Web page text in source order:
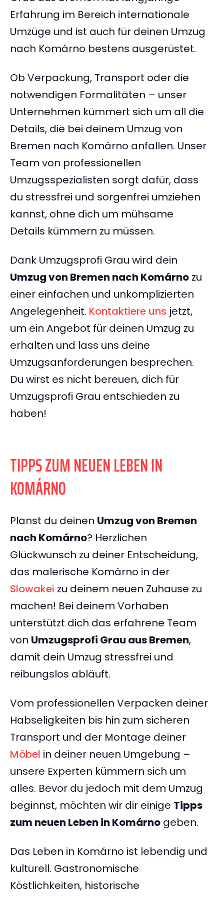
Erfahrung im Bereich internationale
Umzüge und ist auch für deinen Umzug
nach Komárno bestens ausgerüstet.
Ob Verpackung, Transport oder die
notwendigen Formalitäten – unser
Unternehmen kümmert sich um all die
Details, die bei deinem Umzug von
Bremen nach Komárno anfallen. Unser
Team von professionellen
Umzugsspezialisten sorgt dafür, dass
du stressfrei und sorgenfrei umziehen
kannst, ohne dich um mühsame
Details kümmern zu müssen.
Dank Umzugsprofi Grau wird dein
Umzug von Bremen nach Komárno zu
einer einfachen und unkomplizierten
Angelegenheit. Kontaktiere uns jetzt,
um ein Angebot für deinen Umzug zu
erhalten und lass uns deine
Umzugsanforderungen besprechen.
Du wirst es nicht bereuen, dich für
Umzugsprofi Grau entschieden zu
haben!
TIPPS ZUM NEUEN LEBEN IN
KOMÁRNO
Planst du deinen Umzug von Bremen
nach Komárno? Herzlichen
Glückwunsch zu deiner Entscheidung,
das malerische Komárno in der
Slowakei zu deinem neuen Zuhause zu
machen! Bei deinem Vorhaben
unterstützt dich das erfahrene Team
von Umzugsprofi Grau aus Bremen,
damit dein Umzug stressfrei und
reibungslos abläuft.
Vom professionellen Verpacken deiner
Habseligkeiten bis hin zum sicheren
Transport und der Montage deiner
Möbel in deiner neuen Umgebung –
unsere Experten kümmern sich um
alles. Bevor du jedoch mit dem Umzug
beginnst, möchten wir dir einige Tipps
zum neuen Leben in Komárno geben.
Das Leben in Komárno ist lebendig und
kulturell. Gastronomische
Köstlichkeiten, historische